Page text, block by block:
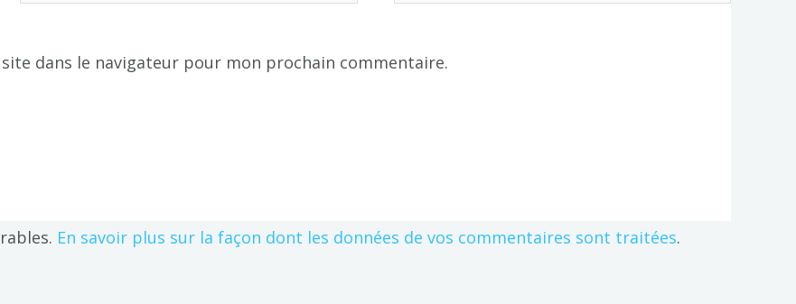
dans le navigateur pour mon prochain commentaire.
En savoir plus sur la façon dont les données de vos commentaires sont traitées.